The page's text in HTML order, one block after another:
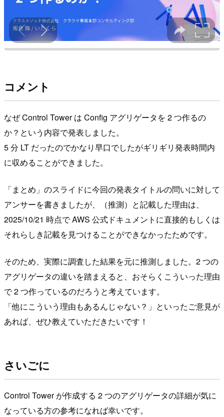
コメント
なぜ Control Tower は Config アグリゲータを 2 つ作るの
か？という内容で発表しました。
5 分 LT だったのでかなり早口でしたがギリギリ発表時間内
に収めることができました。
「まとめ」のスライドに今回の発表タイトルの問いに対して
アンサーを書きましたが、（推測）と記載した理由は、
2025/10/21 時点で AWS 公式ドキュメントに直接的もしくは
それらしき記載を見つけることができなかったためです。
そのため、実際に調査した結果を元に推測しました。2 つの
アグリゲータの違いを踏まえると、おそらくこういった理由
で 2 つ作っているのだろうと考えています。
「他にこういう理由もあるんじゃない？」といったご意見が
あれば、ぜひ教えていただきたいです！
さいごに
Control Tower が作成する 2 つのアグリゲータの詳細が気に
なっている方の参考になれば幸いです。